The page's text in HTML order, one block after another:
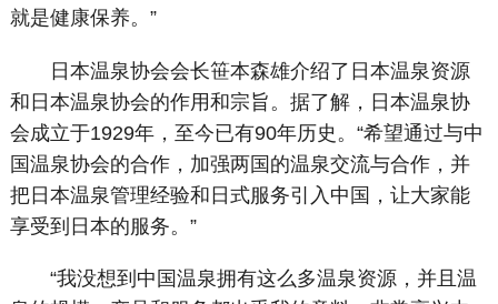
就是健康保养。”
日本温泉协会会长笹本森雄介绍了日本温泉资源
和日本温泉协会的作用和宗旨。据了解，日本温泉协
会成立于1929年，至今已有90年历史。“希望通过与中
国温泉协会的合作，加强两国的温泉交流与合作，并
把日本温泉管理经验和日式服务引入中国，让大家能
享受到日本的服务。”
“我没想到中国温泉拥有这么多温泉资源，并且温